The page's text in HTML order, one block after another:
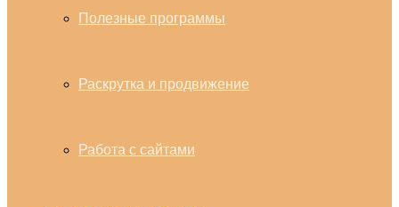
Полезные программы
Раскрутка и продвижение
Работа с сайтами